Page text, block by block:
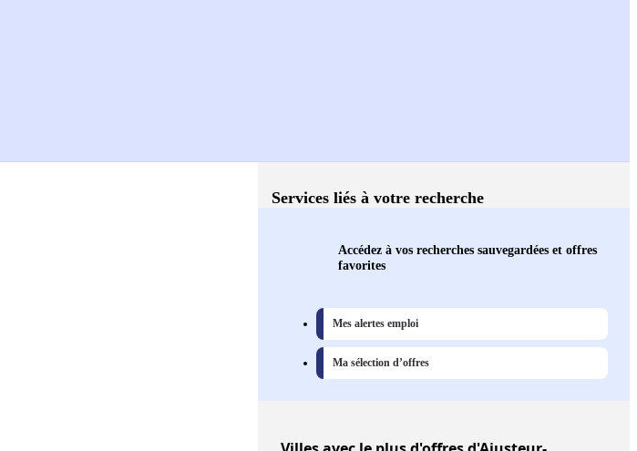
Services liés à votre recherche
Accédez à vos recherches sauvegardées et offres
favorites
Mes alertes emploi
Ma sélection d’offres